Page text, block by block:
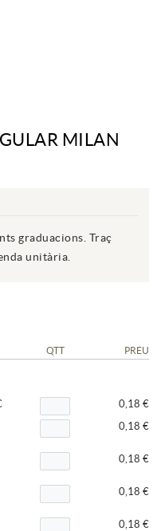
MILAN
graduacions. Traç
unitària.
QTT PREU
0,18 €
0,18 €
0,18 €
0,18 €
0,18 €